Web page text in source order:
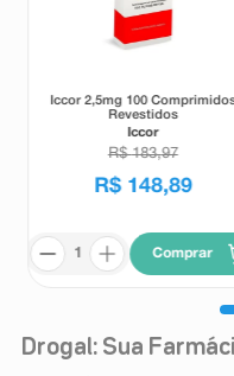
Iccor 2,5mg 100
Revestidos
Iccor
R$ 183,97
R$ 148,89
Comprar
Drogal: Sua